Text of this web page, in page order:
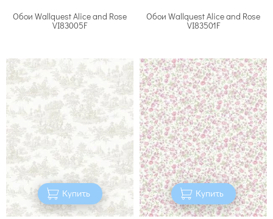
Обои Wallquest Alice and Rose
VI83005F
Купить
Обои Wallquest Alice and Rose
VI83501F
Купить